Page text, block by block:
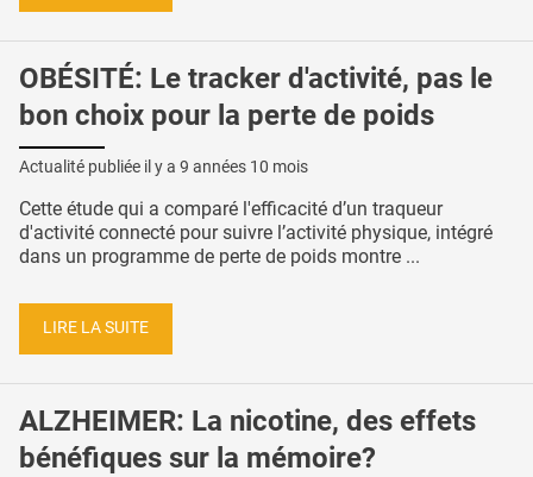
OBÉSITÉ: Le tracker d'activité, pas le
bon choix pour la perte de poids
Actualité publiée il y a 9 années 10 mois
Cette étude qui a comparé l'efficacité d’un traqueur
d'activité connecté pour suivre l’activité physique, intégré
dans un programme de perte de poids montre ...
LIRE LA SUITE
ALZHEIMER: La nicotine, des effets
bénéfiques sur la mémoire?